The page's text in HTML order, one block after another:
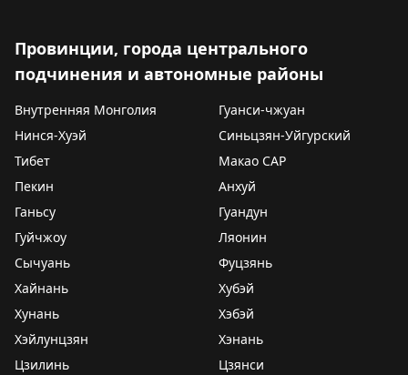
Провинции, города центрального
подчинения и автономные районы
Внутренняя Монголия
Гуанси-чжуан
Нинся-Хуэй
Синьцзян-Уйгурский
Тибет
Макао САР
Пекин
Анхуй
Ганьсу
Гуандун
Гуйчжоу
Ляонин
Сычуань
Фуцзянь
Хайнань
Хубэй
Хунань
Хэбэй
Хэйлунцзян
Хэнань
Цзилинь
Цзянси